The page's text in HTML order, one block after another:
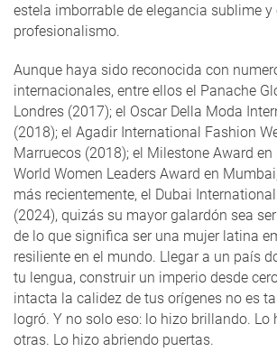
estela imborrable de elegancia sublime
profesionalismo.
Aunque haya sido reconocida con
internacionales, entre ellos el Panache
Londres (2017); el Oscar Della Moda
(2018); el Agadir International Fashion
Marruecos (2018); el Milestone Award en
World Women Leaders Award en
más recientemente, el Dubai International
(2024), quizás su mayor galardón sea
de lo que significa ser una mujer latina
resiliente en el mundo. Llegar a un país
tu lengua, construir un imperio desde
intacta la calidez de tus orígenes no es
logró. Y no solo eso: lo hizo brillando. Lo
otras. Lo hizo abriendo puertas.